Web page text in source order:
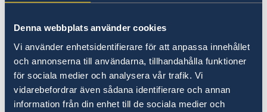
Denna webbplats använder cookies
Vi använder enhetsidentifierare för att anpassa innehållet
och annonserna till användarna, tillhandahålla funktioner
för sociala medier och analysera vår trafik. Vi
vidarebefordrar även sådana identifierare och annan
information från din enhet till de sociala medier och
留学のための居住許可（18歳未満：大使館への郵送申
関税・入国時の持ち込み制限